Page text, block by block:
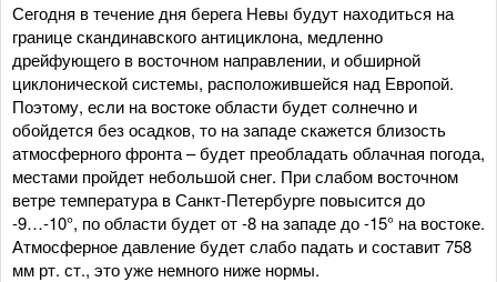
Сегодня в течение дня берега Невы будут находиться на
границе скандинавского антициклона, медленно
дрейфующего в восточном направлении, и обширной
циклонической системы, расположившейся над Европой.
Поэтому, если на востоке области будет солнечно и
обойдется без осадков, то на западе скажется близость
атмосферного фронта – будет преобладать облачная погода,
местами пройдет небольшой снег. При слабом восточном
ветре температура в Санкт-Петербурге повысится до
-9…-10°, по области будет от -8 на западе до -15° на востоке.
Атмосферное давление будет слабо падать и составит 758
мм рт. ст., это уже немного ниже нормы.